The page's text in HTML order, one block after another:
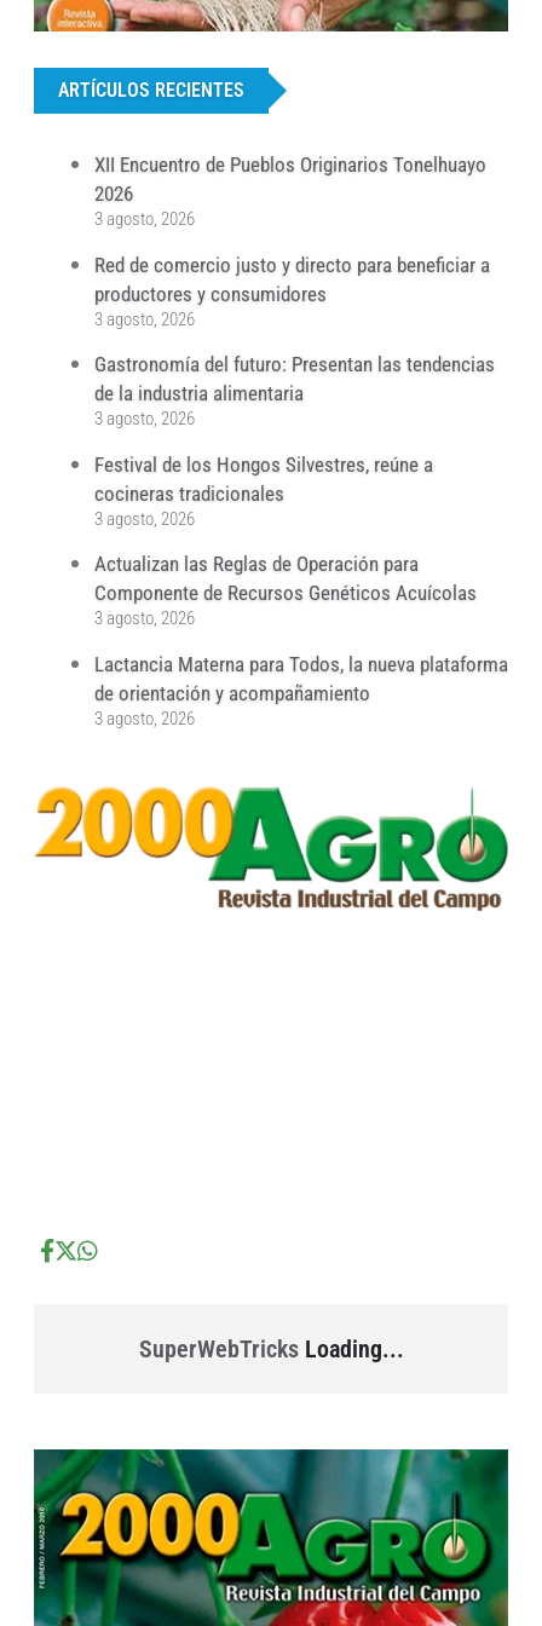
ARTÍCULOS RECIENTES
XII Encuentro de Pueblos Originarios Tonelhuayo
2026
3 agosto, 2026
Red de comercio justo y directo para beneficiar a
productores y consumidores
3 agosto, 2026
Gastronomía del futuro: Presentan las tendencias
de la industria alimentaria
3 agosto, 2026
Festival de los Hongos Silvestres, reúne a
cocineras tradicionales
3 agosto, 2026
Actualizan las Reglas de Operación para
Componente de Recursos Genéticos Acuícolas
3 agosto, 2026
Lactancia Materna para Todos, la nueva plataforma
de orientación y acompañamiento
3 agosto, 2026
SuperWebTricksLoading...